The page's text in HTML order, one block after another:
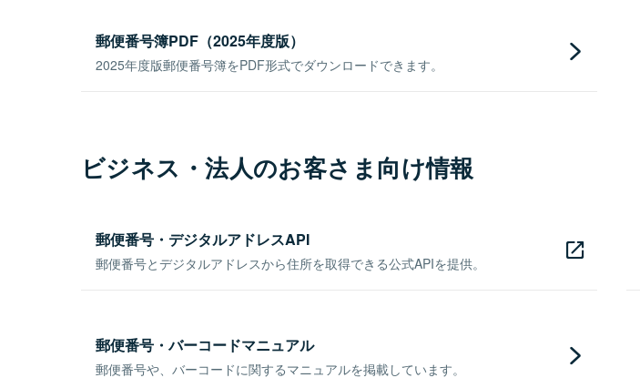
郵便番号簿PDF（2025年度版）
2025年度版郵便番号簿をPDF形式でダウンロードできます。
ビジネス・法人のお客さま向け情報
郵便番号・デジタルアドレスAPI
郵便番号とデジタルアドレスから住所を取得できる公式APIを提供。
郵便番号・バーコードマニュアル
郵便番号や、バーコードに関するマニュアルを掲載しています。